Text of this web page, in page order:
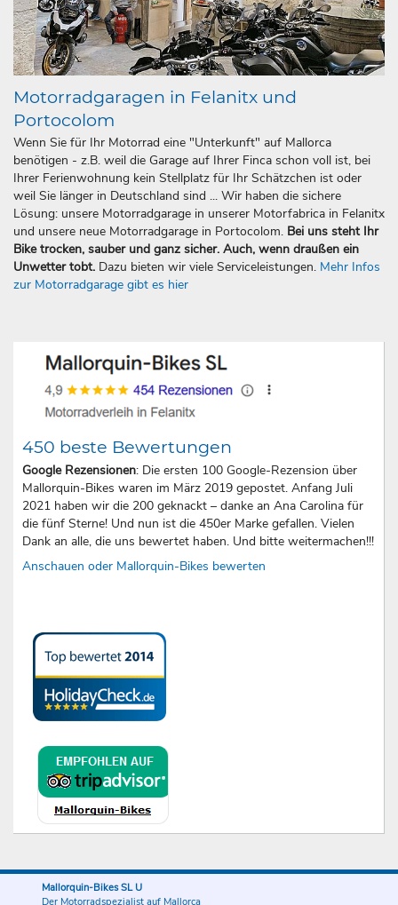
Motorradgaragen in Felanitx und
Portocolom
Wenn Sie für Ihr Motorrad eine "Unterkunft" auf Mallorca
benötigen - z.B. weil die Garage auf Ihrer Finca schon voll ist, bei
Ihrer Ferienwohnung kein Stellplatz für Ihr Schätzchen ist oder
weil Sie länger in Deutschland sind ... Wir haben die sichere
Lösung: unsere Motorradgarage in unserer Motorfabrica in Felanitx
und unsere neue Motorradgarage in Portocolom. Bei uns steht Ihr
Bike trocken, sauber und ganz sicher. Auch, wenn draußen ein
Unwetter tobt. Dazu bieten wir viele Serviceleistungen. Mehr Infos
zur Motorradgarage gibt es hier
450 beste Bewertungen
Google Rezensionen: Die ersten 100 Google-Rezension über
Mallorquin-Bikes waren im März 2019 gepostet. Anfang Juli
2021 haben wir die 200 geknackt – danke an Ana Carolina für
die fünf Sterne! Und nun ist die 450er Marke gefallen. Vielen
Dank an alle, die uns bewertet haben. Und bitte weitermachen!!!
Anschauen oder Mallorquin-Bikes bewerten
Mallorquin-Bikes SL U
Der Motorradspezialist auf Mallorca